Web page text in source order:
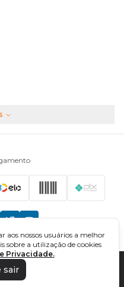
PARA CONCURSOS. TODOS OS
32.161.525/0001-03
aos nossos usuários a melhor
sobre a utilização de cookies
Privacidade.
sair